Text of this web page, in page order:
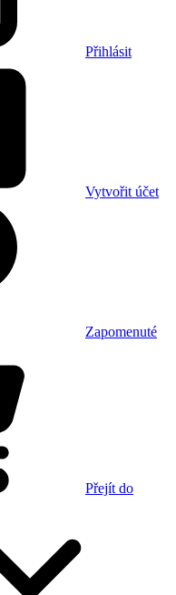
Přihlásit
Vytvořit účet
Zapomenuté
Přejít do